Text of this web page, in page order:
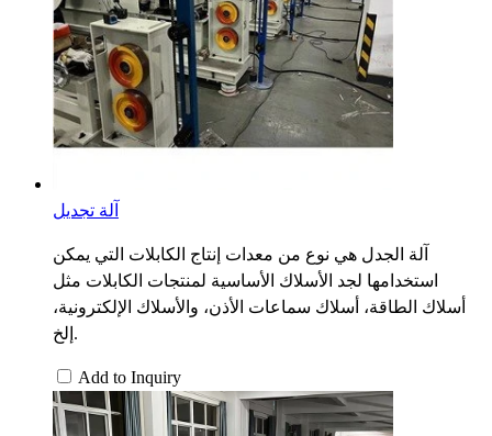
آلة تجديل
آلة الجدل هي نوع من معدات إنتاج الكابلات التي يمكن
استخدامها لجد الأسلاك الأساسية لمنتجات الكابلات مثل
أسلاك الطاقة، أسلاك سماعات الأذن، والأسلاك الإلكترونية،
إلخ.
Add to Inquiry